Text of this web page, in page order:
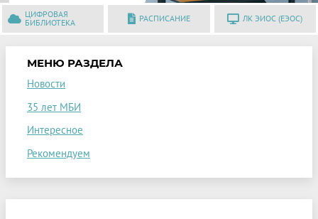
ЦИФРОВАЯ
БИБЛИОТЕКА
РАСПИСАНИЕ ЛК ЭИОС (ЕЭОС)
МЕНЮ РАЗДЕЛА
Новости
35 лет МБИ
Интересное
Рекомендуем